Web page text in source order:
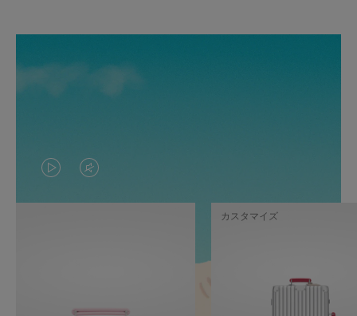
VIDEO
IS
VIDEO
IS
カスタマイズ